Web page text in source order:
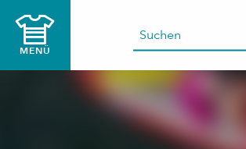
contenu
MENÜ